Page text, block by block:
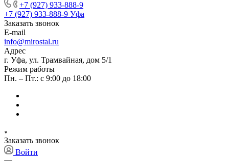
+7 (927) 933-888-9
+7 (927) 933-888-9 Уфа
Заказать звонок
E-mail
info@mirostal.ru
Адрес
г. Уфа, ул. Трамвайная, дом 5/1
Режим работы
Пн. – Пт.: с 9:00 до 18:00
Заказать звонок
Войти